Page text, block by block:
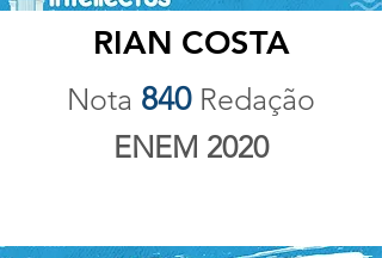
RIAN COSTA
Nota 840 Redação
ENEM 2020